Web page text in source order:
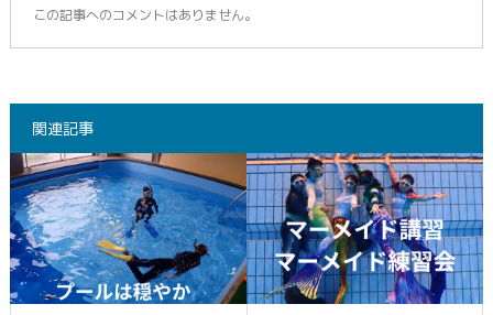
この記事へのコメントはありません。
関連記事